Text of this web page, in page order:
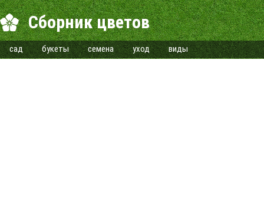
Сборник цветов
сад букеты семена уход виды